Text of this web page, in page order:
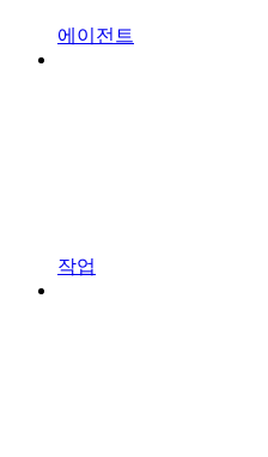
에이전트
작업